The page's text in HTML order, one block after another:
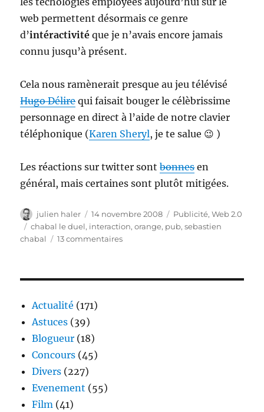
web permettent désormais ce genre
d’intéractivitéque je n’avais encore jamais
connu jusqu’à présent.
Cela nous ramènerait presque au jeu télévisé
Hugo Délirequi faisait bouger le célèbrissime
personnage en direct à l’aide de notre clavier
téléphonique (Karen Sheryl, je te salue 😉 )
Les réactions sur twitter sontbonnesen
général, mais certaines sont plutôt mitigées.
Auteur
julien haler
Publié
le
14 novembre 2008 Catégories
Publicité,Web 2.0
Étiquettes
chabal le duel, interaction,orange, pub,sebastien
chabal
13 commentairessur
Actualité (171)
Astuces (39)
Blogueur (18)
Concours (45)
Divers (227)
Evenement (55)
Film (41)